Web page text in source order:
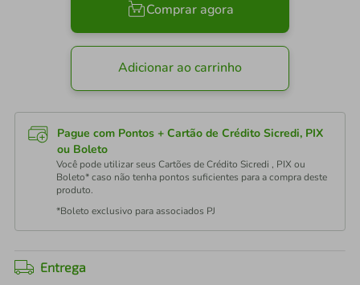
Comprar agora
Adicionar ao carrinho
Pague com Pontos + Cartão de Crédito Sicredi, PIX
ou Boleto
Você pode utilizar seus Cartões de Crédito Sicredi , PIX ou
Boleto* caso não tenha pontos suficientes para a compra deste
produto.
*Boleto exclusivo para associados PJ
Entrega